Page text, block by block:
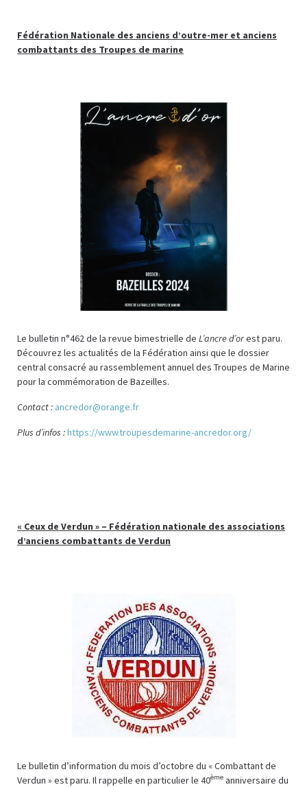
Fédération Nationale des anciens d’outre-mer et anciens
combattants des Troupes de marine
Le bulletin n°462 de la revue bimestrielle de L’ancre d’orest paru.
Découvrez les actualités de la Fédération ainsi que le dossier
central consacré au rassemblement annuel des Troupes de Marine
pour la commémoration de Bazeilles.
Contact : ancredor@orange.fr
Plus d’infos :https://www.troupesdemarine-ancredor.org/
« Ceux de Verdun » – Fédération nationale des associations
d’anciens combattants de Verdun
Le bulletin d’information du mois d’octobre du « Combattant de
Verdun » est paru. Il rappelle en particulier le 40ème anniversaire du